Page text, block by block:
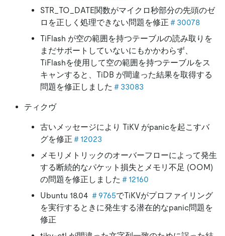
STR_TO_DATE関数がマイクロ秒部分の先頭のゼ
ロを正しく処理できない問題を修正 ＃30078
TiFlash が空の範囲を持つテーブルの読み取りを
まだサポートしていないにもかかわらず、
TiFlashを使用して空の範囲を持つテーブルをス
キャンすると、TiDB が間違った結果を取得する
問題を修正しました ＃33083
ティクヴ
古いメッセージにより TiKV がpanicを起こすバ
グを修正 ＃12023
メモリメトリックのオーバーフローによって発生
する断続的なパケット損失とメモリ不足 (OOM)
の問題を修正しました ＃12160
Ubuntu 18.04 ＃9765でTiKVがプロファイリング
を実行するときに発生する潜在的なpanic問題を
修正